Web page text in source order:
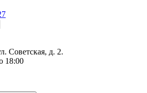
Советская, д. 2.
18:00